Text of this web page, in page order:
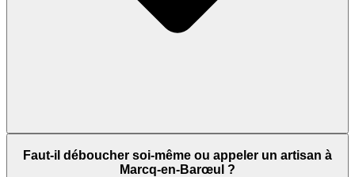
Faut-il déboucher soi-même ou appeler un artisan à
Marcq-en-Barœul ?